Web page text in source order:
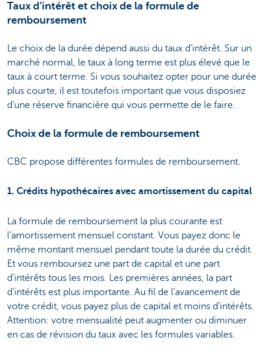
Taux d’intérêt et choix de la formule de
remboursement
Le choix de la durée dépend aussi du taux d’intérêt. Sur un
marché normal, le taux à long terme est plus élevé que le
taux à court terme. Si vous souhaitez opter pour une durée
plus courte, il est toutefois important que vous disposiez
d’une réserve financière qui vous permette de le faire.
Choix de la formule de remboursement
CBC propose différentes formules de remboursement.
1. Crédits hypothécaires avec amortissement du capital
La formule de remboursement la plus courante est
l’amortissement mensuel constant. Vous payez donc le
même montant mensuel pendant toute la durée du crédit.
Et vous remboursez une part de capital et une part
d’intérêts tous les mois. Les premières années, la part
d’intérêts est plus importante. Au fil de l’avancement de
votre crédit, vous payez plus de capital et moins d’intérêts.
Attention: votre mensualité peut augmenter ou diminuer
en cas de révision du taux avec les formules variables.